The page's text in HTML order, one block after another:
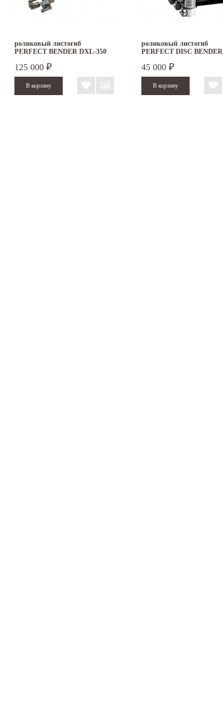
роликовый листогиб
PERFECT BENDER DXL-350
125 000 ₽
роликовый листогиб
PERFECT DISC
45 000 ₽